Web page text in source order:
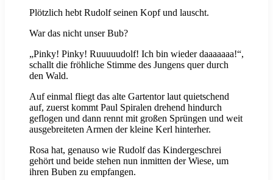
Plötzlich hebt Rudolf seinen Kopf und lauscht.
War das nicht unser Bub?
„Pinky! Pinky! Ruuuuudolf! Ich bin wieder daaaaaaa!“,
schallt die fröhliche Stimme des Jungens quer durch
den Wald.
Auf einmal fliegt das alte Gartentor laut quietschend
auf, zuerst kommt Paul Spiralen drehend hindurch
geflogen und dann rennt mit großen Sprüngen und weit
ausgebreiteten Armen der kleine Kerl hinterher.
Rosa hat, genauso wie Rudolf das Kindergeschrei
gehört und beide stehen nun inmitten der Wiese, um
ihren Buben zu empfangen.